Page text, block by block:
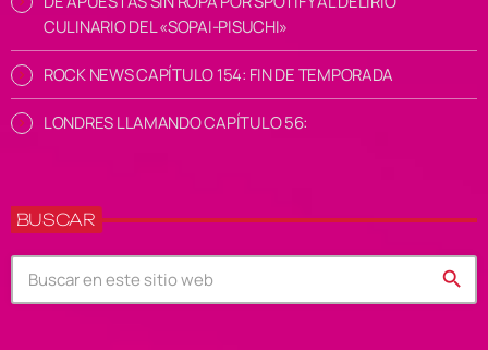
CULINARIO DEL «SOPAI-PISUCHI»
ROCK NEWS CAPÍTULO 154: FIN DE TEMPORADA
LONDRES LLAMANDO CAPÍTULO 56:
BUSCAR
search